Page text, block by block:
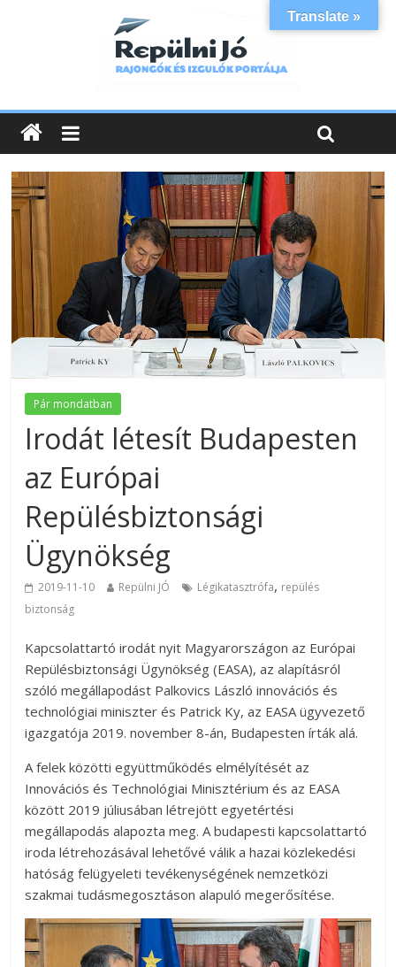
Pár mondatban
Irodát létesít Budapesten
az Európai
Repülésbiztonsági
Ügynökség
2019-11-10 Repülni JÓ Légikatasztrófa, repülés
biztonság
Kapcsolattartó irodát nyit Magyarországon az Európai
Repülésbiztonsági Ügynökség (EASA), az alapításról
szóló megállapodást Palkovics László innovációs és
technológiai miniszter és Patrick Ky, az EASA ügyvezető
igazgatója 2019. november 8-án, Budapesten írták alá.
A felek közötti együttműködés elmélyítését az
Innovációs és Technológiai Minisztérium és az EASA
között 2019 júliusában létrejött egyetértési
megállapodás alapozta meg. A budapesti kapcsolattartó
iroda létrehozásával lehetővé válik a hazai közlekedési
hatóság felügyeleti tevékenységének nemzetközi
szakmai tudásmegosztáson alapuló megerősítése.
Translate »